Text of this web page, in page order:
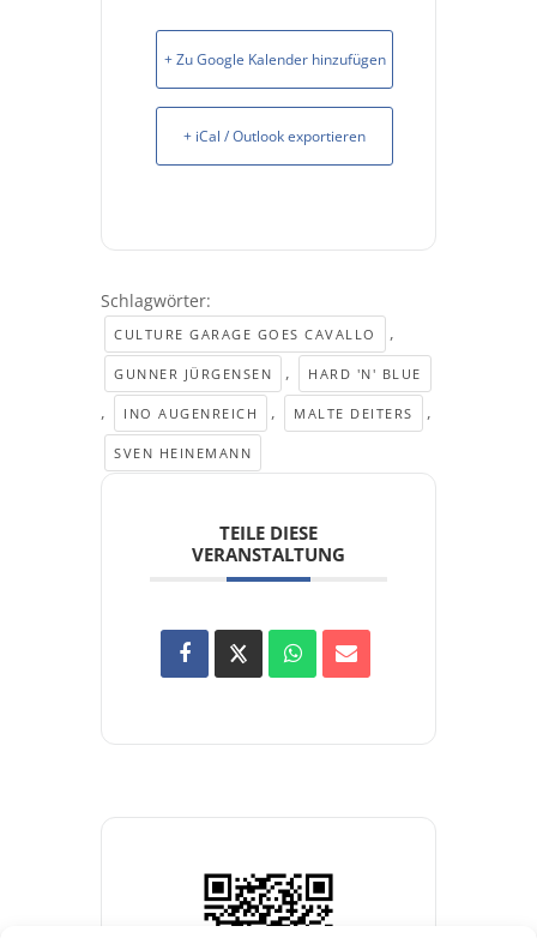
+ Zu Google Kalender hinzufügen
+ iCal / Outlook exportieren
Schlagwörter:
CULTURE GARAGE GOES CAVALLO ,
GUNNER JÜRGENSEN , HARD 'N' BLUE
, INO AUGENREICH , MALTE DEITERS ,
SVEN HEINEMANN
TEILE DIESE
VERANSTALTUNG